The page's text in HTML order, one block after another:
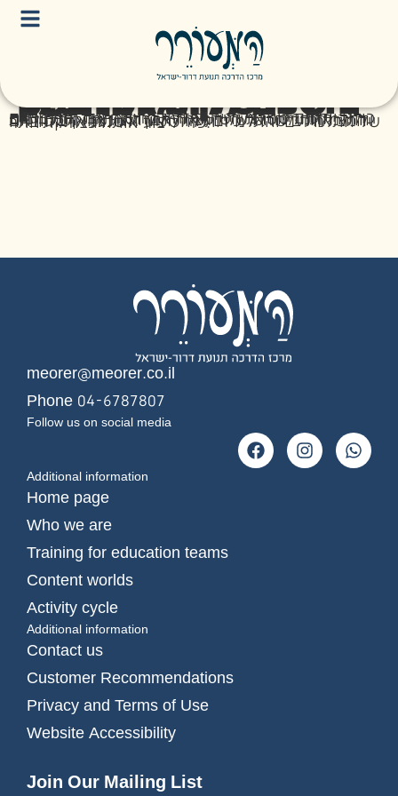
בדרכו של הרצל – 120 שנים לקונגרס הציוני הראשון
כולנו יודעים שהרצל היה חוזה המדינה, אבל מה בעצם היה חזונו? מטרת השיעור היא לחשוף את התלמידים והתלמידות לחזונו של הרצל לחברה צודקת ולבחון את המציאות בישראל כיום לאור חזון זה. נעמיק ביכולתם של התלמידים והתלמידות להשפיע ולשנות את החברה כדי ליצור אותה כצודקת יותר.
meorer@meorer.co.il
Phone 04-6787807
Follow us on social media
Additional information
Home page
Who we are
Training for education teams
Content worlds
Activity cycle
Additional information
Contact us
Customer Recommendations
Privacy and Terms of Use
Website Accessibility
Join Our Mailing List